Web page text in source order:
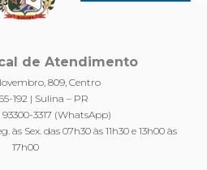
de Atendimento
809, Centro
192 | Sulina – PR
93300-3317 (WhatsApp)
Sex. das 07h30 às 11h30 e 13h00 às
17h00